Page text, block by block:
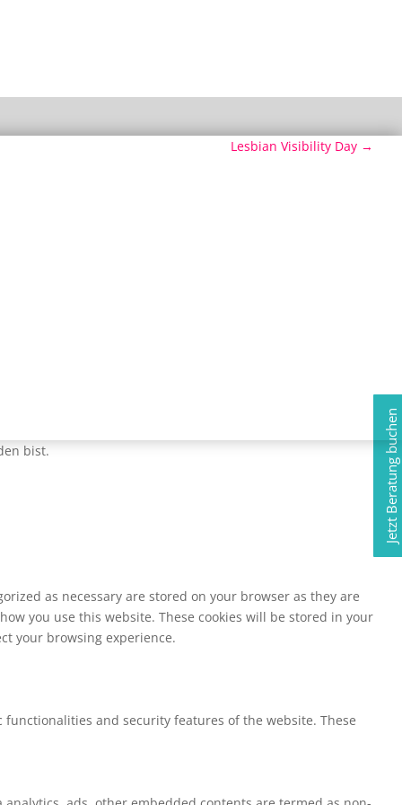
Lesbian Visibility Day →
Jetzt Beratung buchen
bist.
as necessary are stored on your browser as they are
you use this website. These cookies will be stored in your
your browsing experience.
and security features of the website. These